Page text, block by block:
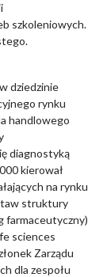
szkoleniowych.
dziedzinie
rynku
handlowego
diagnostyką
kierował
na rynku
struktury
farmaceutyczny)
sciences
Zarządu
dla zespołu